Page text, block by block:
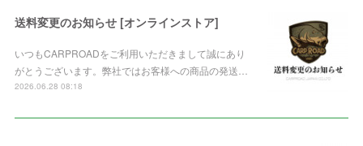
送料変更のお知らせ [オンラインストア]
いつもCARPROADをご利用いただきまして誠にあり
がとうございます。弊社ではお客様への商品の発送…
2026.06.28 08:18